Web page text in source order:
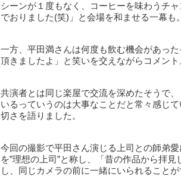
シーンが１度もなく、コーヒーを味わうチ
でおりました(笑)」と会場を和ませる一幕も。
一方、平田満さんは何度も飲む機会があっ
頂きましたよ」と笑いを交えながらコメント
共演者とは同じ楽屋で交流を深めたそうで
いるっていうのは大事なことだと常々感じ
切さを語りました。
今回の撮影で平田さん演じる上司との師弟
を”理想の上司”と称し、「昔の作品から拝
し、同じカメラの前に一緒にいられること